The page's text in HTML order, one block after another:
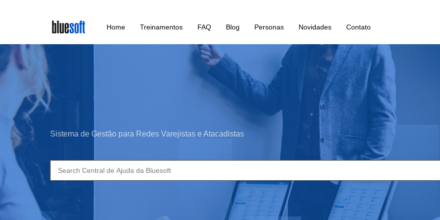
main
content
Home Treinamentos FAQ Blog Personas Novidades Contato
Sistema de Gestão para Redes Varejistas e Atacadistas
Search
for: